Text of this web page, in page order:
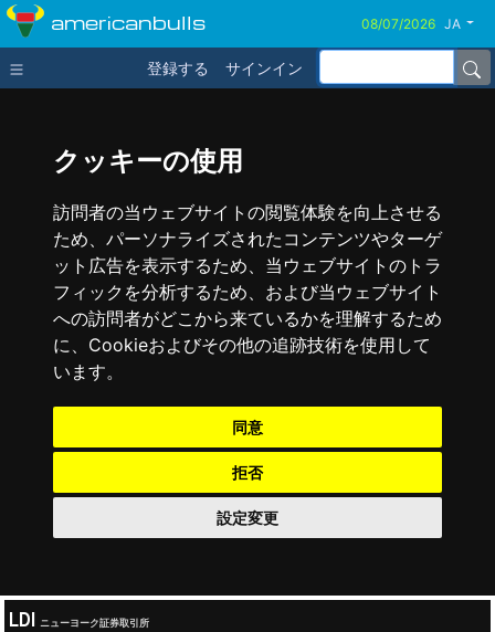
クッキーの使用
訪問者の当ウェブサイトの閲覧体験を向上させる
ため、パーソナライズされたコンテンツやターゲ
ット広告を表示するため、当ウェブサイトのトラ
フィックを分析するため、および当ウェブサイト
への訪問者がどこから来ているかを理解するため
に、Cookieおよびその他の追跡技術を使用して
います。
同意
拒否
設定変更
americanbulls JA
登録する サインイン
LDI ニューヨーク証券取引所